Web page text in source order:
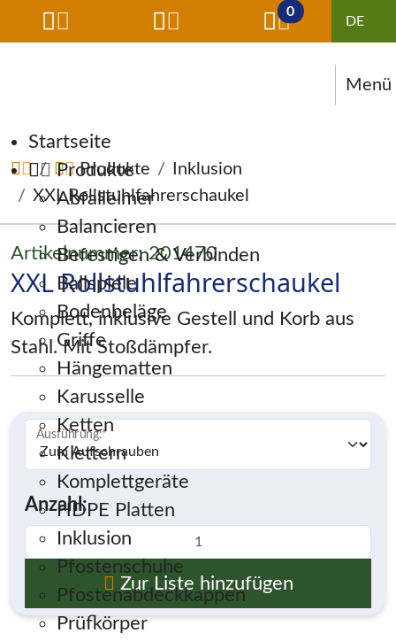
0
Menü
Navigation überspringen
Startseite
Produkte
Abfalleimer
Balancieren
Befestigen & Verbinden
Ballspiele
Bodenbeläge
Griffe
Hängematten
Karusselle
Ketten
Klettern
Komplettgeräte
HDPE Platten
Inklusion
Pfostenschuhe
Pfostenabdeckkappen
Prüfkörper
Produkte
Inklusion
XXL Rollstuhlfahrerschaukel
Artikelnummer: 201470
XXL Rollstuhlfahrerschaukel
Komplett, inklusive Gestell und Korb aus
Stahl. Mit Stoßdämpfer.
Ausführung:*
Anzahl:
Zur Liste hinzufügen